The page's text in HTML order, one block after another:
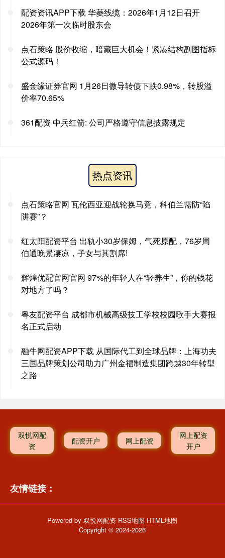
配资资讯APP下载 华菱线缆：2026年1月12日召开
2026年第一次临时股东会
点石策略 股价收缩，暗藏巨大机会！紧凑结构副图指标
公式源码！
盛金缘证券官网 1月26日微导转债下跌0.98%，转股溢
价率70.65%
361配资 中兵红箭: 公司严格遵守信息披露规定
热点资讯
点石策略官网 瓦伦西亚迎战轮换马竞，科伯兰需防“陷
阱赛”？
红太阳配资平台 出轨小30岁保姆，气死原配，76岁周
伯通晚景凄凉，子女与其割席!
辉煌优配官网官网 97%的年轻人在“轻养生”，你的钱花
对地方了吗？
粤友配资平台 成都市机械高级技工学校校园歌手大赛报
名正式启动
融牛网配资APP下载 从国际代工到全球品牌：上海功夫
三国品牌策划公司助力广州金福制造集团跨越30年转型
之路
双悦网配
资
配资开户 网上配资
网上配资
开户
友情链接：
Powered by双悦网配资 RSS地图 HTML地图
Copyright© 2024-2026